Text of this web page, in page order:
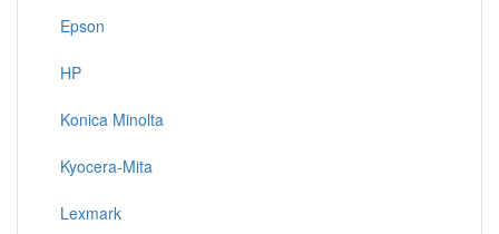
Epson
HP
Konica Minolta
Kyocera-Mita
Lexmark